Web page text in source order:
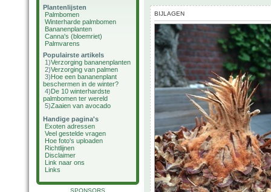
Plantenlijsten
Palmbomen
Winterharde palmbomen
Bananenplanten
Canna's (bloemriet)
Palmvarens
Populairste artikels
1)Verzorging bananenplanten
2)Verzorging van palmen
3)Hoe een bananenplant
beschermen in de winter?
4)De 10 winterhardste
palmbomen ter wereld
5)Zaaien van avocado
Handige pagina's
Exoten adressen
Veel gestelde vragen
Hoe foto's uploaden
Richtlijnen
Disclaimer
Link naar ons
Links
SPONSORS
BIJLAGEN